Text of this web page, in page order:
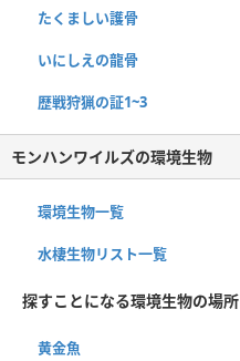
たくましい護骨
いにしえの龍骨
歴戦狩猟の証1~3
モンハンワイルズの環境生物
環境生物一覧
水棲生物リスト一覧
探すことになる環境生物の場所
黄金魚